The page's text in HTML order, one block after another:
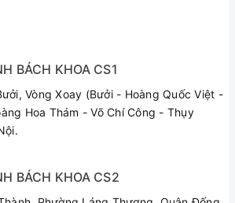
BÁCH KHOA CS1
Vòng Xoay (Bưởi - Hoàng Quốc Việt -
Hoa Thám - Võ Chí Công - Thụy
BÁCH KHOA CS2